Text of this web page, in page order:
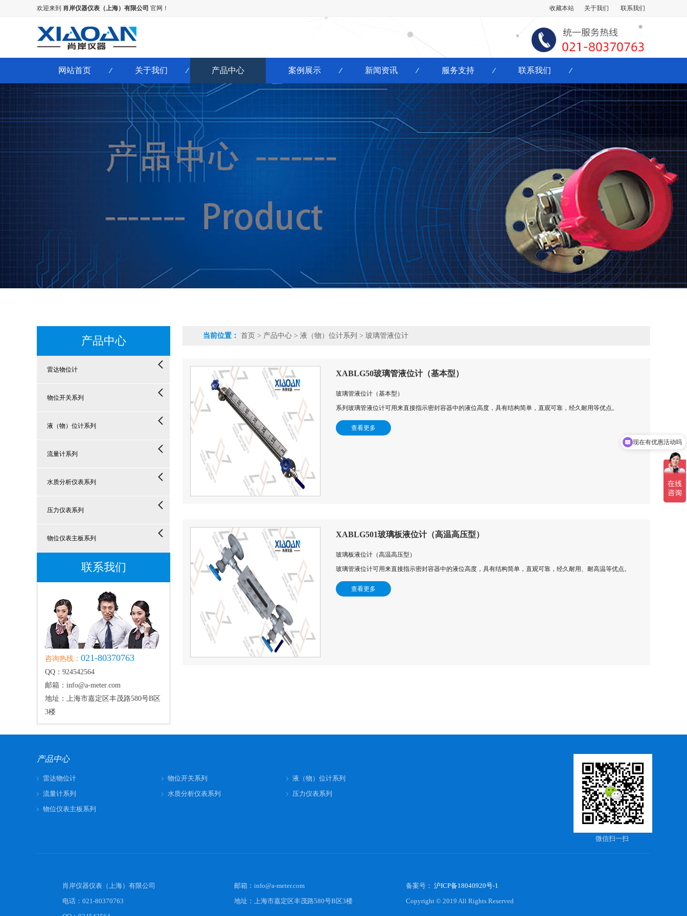
欢迎来到 肖岸仪器仪表（上海）有限公司 官网！ 收藏本站 关于我们 联系我们
网站首页 关于我们 产品中心 案例展示 新闻资讯 服务支持 联系我们
产品中心
雷达物位计
物位开关系列
液（物）位计系列
流量计系列
水质分析仪表系列
压力仪表系列
物位仪表主板系列
联系我们
咨询热线： 021-80370763
QQ：924542564
邮箱：info@a-meter.com
地址：上海市嘉定区丰茂路580号B区
3楼
当前位置： 首页 > 产品中心 > 液（物）位计系列 > 玻璃管液位计
XABLG50玻璃管液位计（基本型）
玻璃管液位计（基本型）
系列玻璃管液位计可用来直接指示密封容器中的液位高度，具有结构简单，直观可靠，经久耐用等优点。
查看更多
XABLG501玻璃板液位计（高温高压型）
玻璃板液位计（高温高压型）
玻璃管液位计可用来直接指示密封容器中的液位高度，具有结构简单，直观可靠，经久耐用、耐高温等优点。
查看更多
微信扫一扫
产品中心
雷达物位计 物位开关系列
液（物）位计系列
流量计系列
水质分析仪表系列
压力仪表系列
物位仪表主板系列
肖岸仪器仪表（上海）有限公司
电话：021-80370763
邮箱： info@a-meter.com
地址：上海市嘉定区丰茂路580号B区3楼
备案号： 沪ICP备18040920号-1
Copyright © 2019 All Rights Reserved
可以介绍下你们的产品么
现在有优惠活动吗